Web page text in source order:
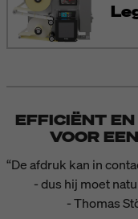
EFFICIËNT
VOOR
“De afdruk kan in
- dus hij moet
- Thomas